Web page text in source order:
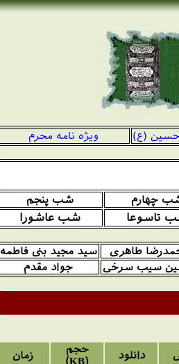
حسین (ع) ویژه نامه محرم
چهارم
شب پنجم
تاسوعا شب عاشورا
طاهری
سید مجید بنی فاطمه
سیب سرخی جواد مقدم
دانلود
حجم
(KB)
زمان